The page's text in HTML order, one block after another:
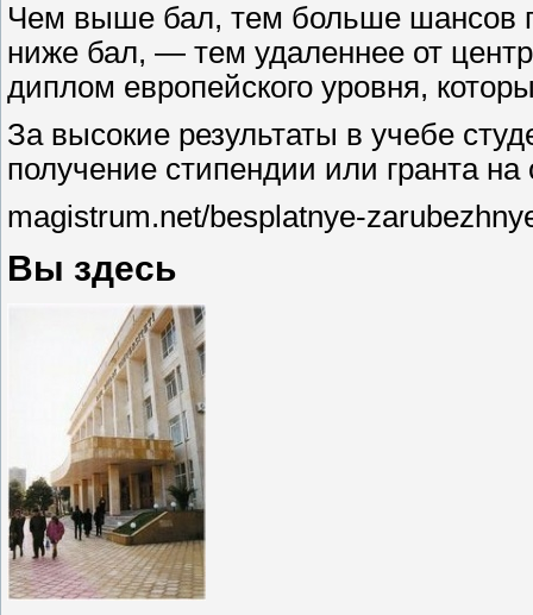
Чем выше бал, тем больше шансов
ниже бал, — тем удаленнее от
диплом европейского уровня,
За высокие результаты в учебе
получение стипендии или гранта на
magistrum.net/besplatnye-
Вы здесь